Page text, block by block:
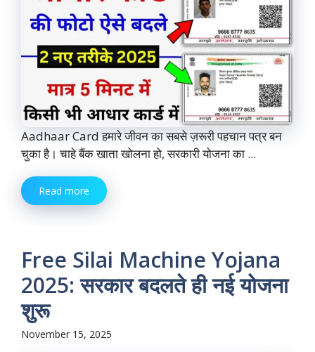
Aadhaar Card हमारे जीवन का सबसे ज़रूरी पहचान पत्र बन
चुका है। चाहे बैंक खाता खोलना हो, सरकारी योजना का ...
Read more
Free Silai Machine Yojana
2025: सरकार बदलते ही नई योजना
शुरू
November 15, 2025